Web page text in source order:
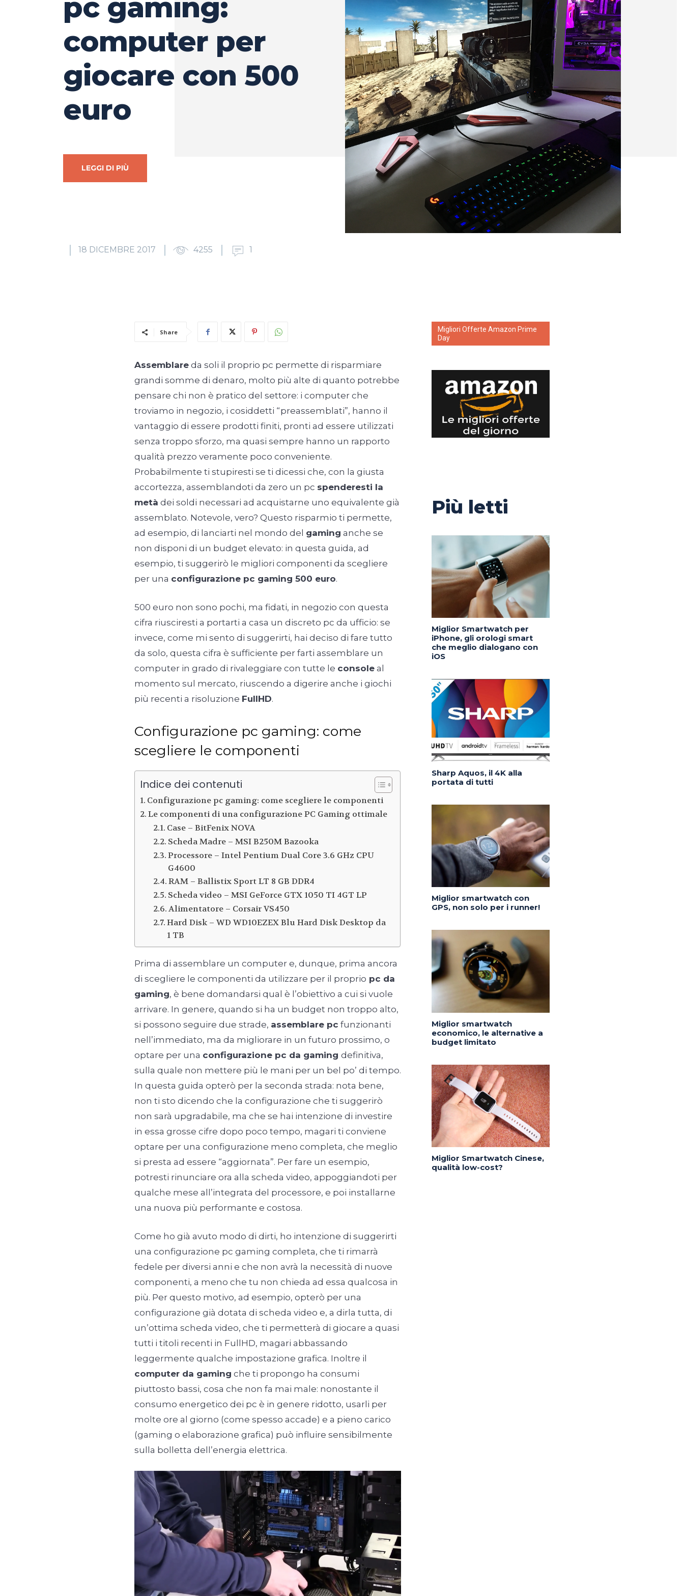
pc gaming:
computer per
giocare con 500
euro
LEGGI DI PIÙ
18 DICEMBRE 2017 4255 1
Share
Assemblare da soli il proprio pc permette di risparmiare
grandi somme di denaro, molto più alte di quanto potrebbe
pensare chi non è pratico del settore: i computer che
troviamo in negozio, i cosiddetti “preassemblati”, hanno il
vantaggio di essere prodotti finiti, pronti ad essere utilizzati
senza troppo sforzo, ma quasi sempre hanno un rapporto
qualità prezzo veramente poco conveniente.
Probabilmente ti stupiresti se ti dicessi che, con la giusta
accortezza, assemblandoti da zero un pc spenderesti la
metà dei soldi necessari ad acquistarne uno equivalente già
assemblato. Notevole, vero? Questo risparmio ti permette,
ad esempio, di lanciarti nel mondo del gaming anche se
non disponi di un budget elevato: in questa guida, ad
esempio, ti suggerirò le migliori componenti da scegliere
per una configurazione pc gaming 500 euro.
500 euro non sono pochi, ma fidati, in negozio con questa
cifra riusciresti a portarti a casa un discreto pc da ufficio: se
invece, come mi sento di suggerirti, hai deciso di fare tutto
da solo, questa cifra è sufficiente per farti assemblare un
computer in grado di rivaleggiare con tutte le console al
momento sul mercato, riuscendo a digerire anche i giochi
più recenti a risoluzione FullHD.
Configurazione pc gaming: come
scegliere le componenti
Indice dei contenuti
Configurazione pc gaming: come scegliere le componenti
Le componenti di una configurazione PC Gaming ottimale
Case – BitFenix NOVA
Scheda Madre – MSI B250M Bazooka
Processore – Intel Pentium Dual Core 3.6 GHz CPU
G4600
RAM – Ballistix Sport LT 8 GB DDR4
Scheda video – MSI GeForce GTX 1050 TI 4GT LP
Alimentatore – Corsair VS450
Hard Disk – WD WD10EZEX Blu Hard Disk Desktop da
1 TB
Prima di assemblare un computer e, dunque, prima ancora
di scegliere le componenti da utilizzare per il proprio pc da
gaming, è bene domandarsi qual è l’obiettivo a cui si vuole
arrivare. In genere, quando si ha un budget non troppo alto,
si possono seguire due strade, assemblare pc funzionanti
nell’immediato, ma da migliorare in un futuro prossimo, o
optare per una configurazione pc da gaming definitiva,
sulla quale non mettere più le mani per un bel po’ di tempo.
In questa guida opterò per la seconda strada: nota bene,
non ti sto dicendo che la configurazione che ti suggerirò
non sarà upgradabile, ma che se hai intenzione di investire
in essa grosse cifre dopo poco tempo, magari ti conviene
optare per una configurazione meno completa, che meglio
si presta ad essere “aggiornata”. Per fare un esempio,
potresti rinunciare ora alla scheda video, appoggiandoti per
qualche mese all’integrata del processore, e poi installarne
una nuova più performante e costosa.
Come ho già avuto modo di dirti, ho intenzione di suggerirti
una configurazione pc gaming completa, che ti rimarrà
fedele per diversi anni e che non avrà la necessità di nuove
componenti, a meno che tu non chieda ad essa qualcosa in
più. Per questo motivo, ad esempio, opterò per una
configurazione già dotata di scheda video e, a dirla tutta, di
un’ottima scheda video, che ti permetterà di giocare a quasi
tutti i titoli recenti in FullHD, magari abbassando
leggermente qualche impostazione grafica. Inoltre il
computer da gaming che ti propongo ha consumi
piuttosto bassi, cosa che non fa mai male: nonostante il
consumo energetico dei pc è in genere ridotto, usarli per
molte ore al giorno (come spesso accade) e a pieno carico
(gaming o elaborazione grafica) può influire sensibilmente
sulla bolletta dell’energia elettrica.
Migliori Offerte Amazon Prime
Day
Più letti
Miglior Smartwatch per
iPhone, gli orologi smart
che meglio dialogano con
iOS
Sharp Aquos, il 4K alla
portata di tutti
Miglior smartwatch con
GPS, non solo per i runner!
Miglior smartwatch
economico, le alternative a
budget limitato
Miglior Smartwatch Cinese,
qualità low-cost?